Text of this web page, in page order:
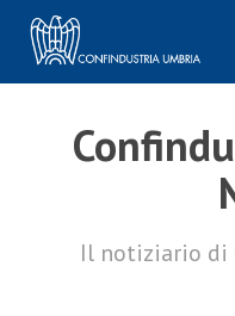
Il notiziario di